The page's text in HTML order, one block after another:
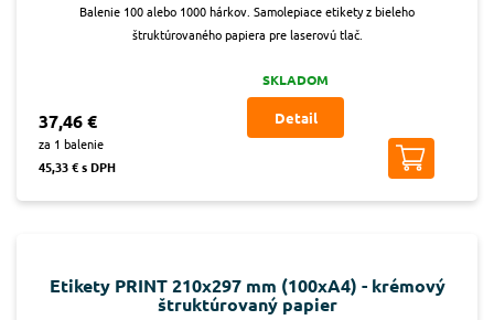
Balenie 100 alebo 1000 hárkov. Samolepiace etikety z bieleho
štruktúrovaného papiera pre laserovú tlač.
37,46 €
za 1 balenie
45,33 € s DPH
SKLADOM
Detail
Etikety PRINT 210x297 mm (100xA4) - krémový
štruktúrovaný papier